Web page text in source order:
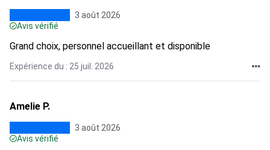
3 août 2026
Avis vérifié
Grand choix, personnel accueillant et disponible
Expérience du : 25 juil. 2026
Amelie P.
3 août 2026
Avis vérifié